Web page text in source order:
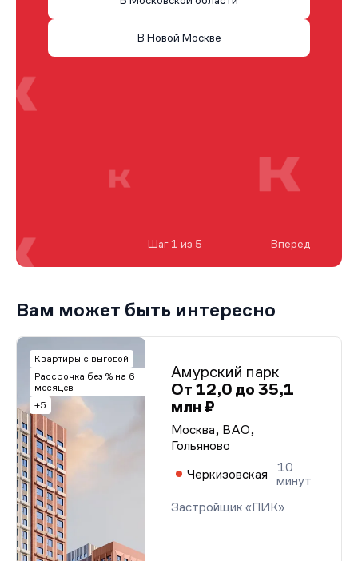
В Новой Москве
Шаг 1 из 5 Вперед
Вам может быть интересно
Квартиры с выгодой
Рассрочка без % на 6
месяцев
+5
Амурский парк
От 12,0 до 35,1
млн ₽
Москва, ВАО,
Гольяново
Черкизовская
10
минут
Застройщик «ПИК»